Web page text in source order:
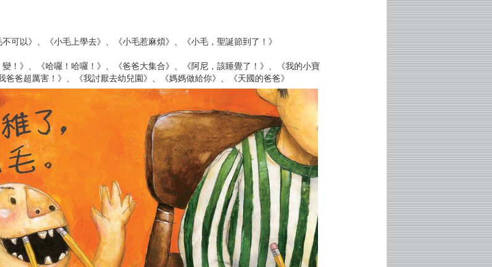
可以》、《小毛上學去》、《小毛惹麻煩》、《小毛，聖誕節到了！》
！》、《哈囉！哈囉！》、《爸爸大集合》、《阿尼，該睡覺了！》、《我的小寶
爸爸超厲害！》、《我討厭去幼兒園》、《媽媽做給你》、《天國的爸爸》